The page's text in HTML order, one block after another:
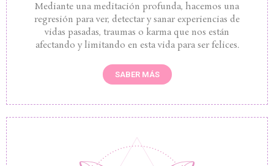
Mediante una meditación profunda, hacemos una
regresión para ver, detectar y sanar experiencias de
vidas pasadas, traumas o karma que nos están
afectando y limitando en esta vida para ser felices.
SABER MÁS